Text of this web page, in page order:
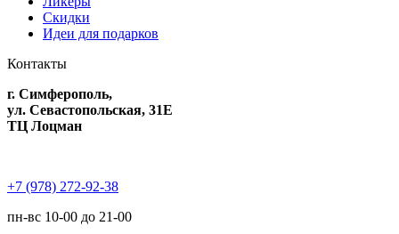
Скидки
Идеи для подарков
Контакты
г. Симферополь,
ул. Севастопольская, 31Е
ТЦ Лоцман
+7 (978) 272-92-38
пн-вс 10-00 до 21-00